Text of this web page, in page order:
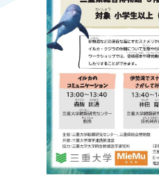
EVENTS
イベントカレン